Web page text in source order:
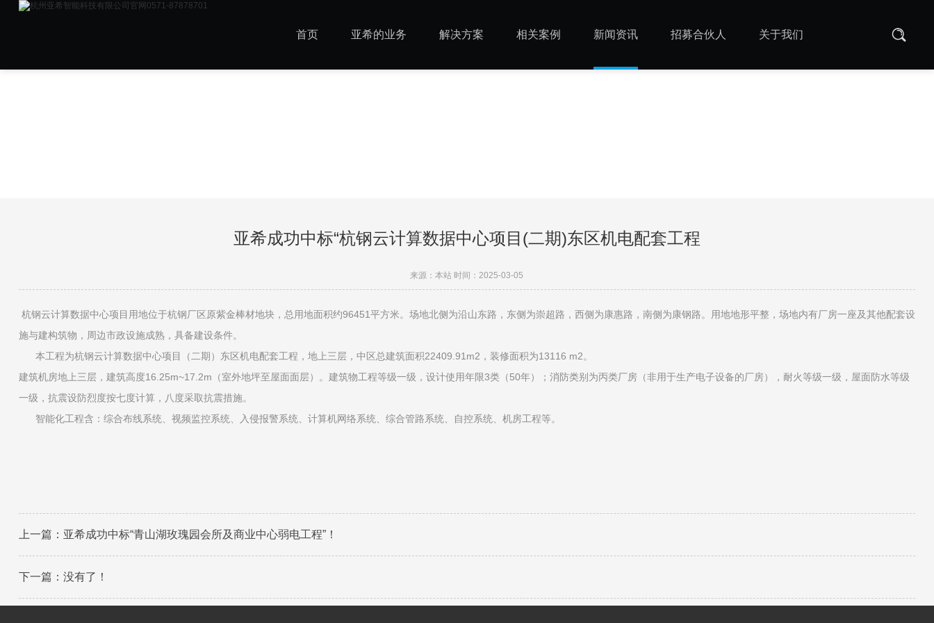
首页 亚希的业务 解决方案 相关案例 新闻资讯 招募合伙人 关于我们
亚希成功中标“杭钢云计算数据中心项目(二期)东区机电配套工程
来源：本站 时间：2025-03-05
杭钢云计算数据中心项目用地位于杭钢厂区原紫金棒材地块，总用地面积约96451平方米。场地北侧为沿山东路，东侧为崇超路，西侧为康惠路，南侧为康钢路。用地地形平整，场地内有厂房一座及其他配套设
施与建构筑物，周边市政设施成熟，具备建设条件。
本工程为杭钢云计算数据中心项目（二期）东区机电配套工程，地上三层，中区总建筑面积22409.91m2，装修面积为13116 m2。
建筑机房地上三层，建筑高度16.25m~17.2m（室外地坪至屋面面层）。建筑物工程等级一级，设计使用年限3类（50年）；消防类别为丙类厂房（非用于生产电子设备的厂房），耐火等级一级，屋面防水等级
一级，抗震设防烈度按七度计算，八度采取抗震措施。
智能化工程含：综合布线系统、视频监控系统、入侵报警系统、计算机网络系统、综合管路系统、自控系统、机房工程等。
上一篇： 亚希成功中标“青山湖玫瑰园会所及商业中心弱电工程”！
下一篇：没有了！